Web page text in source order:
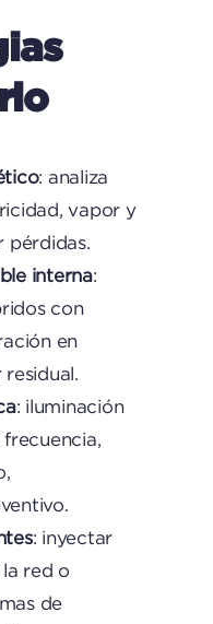
: analiza
vapor y
interna:
con
en
: iluminación
: inyectar
red o
de